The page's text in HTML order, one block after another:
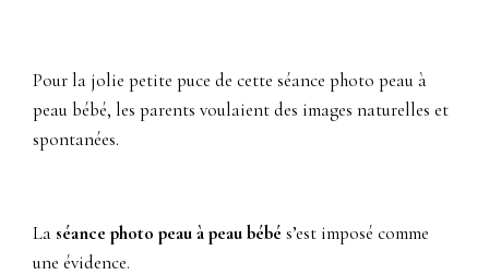
Pour la jolie petite puce de cette séance photo peau à
peau bébé, les parents voulaient des images naturelles et
spontanées.
La séance photo peau à peau bébé s’est imposé comme
une évidence.